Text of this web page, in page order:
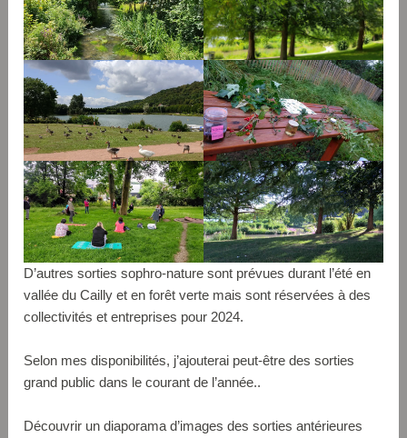
D’autres sorties sophro-nature sont prévues durant l’été en
vallée du Cailly et en forêt verte mais sont réservées à des
collectivités et entreprises pour 2024.
Selon mes disponibilités, j’ajouterai peut-être des sorties
grand public dans le courant de l’année..
Découvrir un diaporama d’images des sorties antérieures